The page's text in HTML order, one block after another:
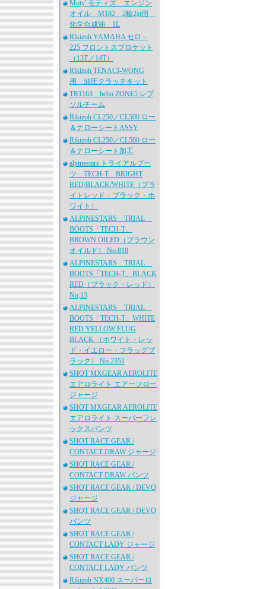
Moty' モティズ エンジン
オイル M182 2輪2st用
化学合成油 1L
Rikizoh YAMAHA セロ－
225 フロントスプロケット
（13T／14T）
Rikizoh TENACI-WONG
用 油圧クラッチキット
TR1163 hebo ZONE5 レプ
ソルチーム
Rikizoh CL250／CL500 ロー
＆ナローシートASSY
Rikizoh CL250／CL500 ロー
＆ナローシート加工
alpinestars トライアルブー
ツ TECH-T BRIGHT
RED/BLACK/WHITE（ブラ
イトレッド・ブラック・ホ
ワイト）
ALPINESTARS TRIAL
BOOTS「TECH-T」
BROWN OILED（ブラウン
オイルド） No.818
ALPINESTARS TRIAL
BOOTS「TECH-T」BLACK
RED（ブラック・レッド）
No,13
ALPINESTARS TRIAL
BOOTS「TECH-T」WHITE
RED YELLOW FLUG
BLACK （ホワイト・レッ
ド・イエロー・フラッグブ
ラック） No.2351
SHOT MXGEAR AEROLITE
エアロライト エアーフロー
ジャージ
SHOT MXGEAR AEROLITE
エアロライト スーパーフレ
ックスパンツ
SHOT RACE GEAR /
CONTACT DRAW ジャージ
SHOT RACE GEAR /
CONTACT DRAW パンツ
SHOT RACE GEAR / DEVO
ジャージ
SHOT RACE GEAR / DEVO
パンツ
SHOT RACE GEAR /
CONTACT LADY ジャージ
SHOT RACE GEAR /
CONTACT LADY パンツ
Rikizoh NX400 スーパーロ